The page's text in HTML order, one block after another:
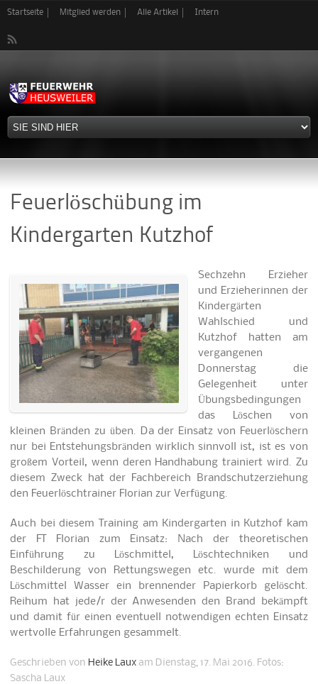
Direkt
Startseite Mitglied werden Alle Artikel Intern
Feuerlöschübung im
Kindergarten Kutzhof
Sechzehn Erzieher
und Erzieherinnen der
Kindergärten
Wahlschied und
Kutzhof hatten am
vergangenen
Donnerstag die
Gelegenheit unter
Übungsbedingungen
das Löschen von
kleinen Bränden zu üben. Da der Einsatz von Feuerlöschern
nur bei Entstehungsbränden wirklich sinnvoll ist, ist es von
großem Vorteil, wenn deren Handhabung trainiert wird. Zu
diesem Zweck hat der Fachbereich Brandschutzerziehung
den Feuerlöschtrainer Florian zur Verfügung.
Auch bei diesem Training am Kindergarten in Kutzhof kam
der FT Florian zum Einsatz: Nach der theoretischen
Einführung zu Löschmittel, Löschtechniken und
Beschilderung von Rettungswegen etc. wurde mit dem
Löschmittel Wasser ein brennender Papierkorb gelöscht.
Reihum hat jede/r der Anwesenden den Brand bekämpft
und damit für einen eventuell notwendigen echten Einsatz
wertvolle Erfahrungen gesammelt.
Geschrieben von Heike Laux am Dienstag, 17. Mai 2016. Fotos:
Sascha Laux